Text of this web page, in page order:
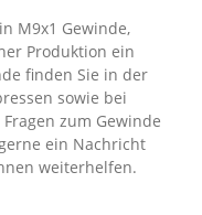
M9x1 Gewinde,
Produktion ein
finden Sie in der
sowie bei
zum Gewinde
ein Nachricht
weiterhelfen.